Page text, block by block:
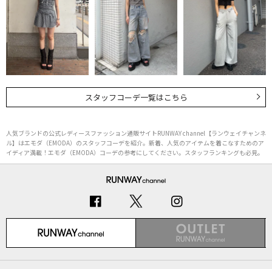
スタッフコーデ一覧はこちら
人気ブランドの公式レディースファッション通販サイトRUNWAY channel【ランウェイチャンネ
ル】はエモダ（EMODA）のスタッフコーデを紹介。新着、人気のアイテムを着こなすためのア
イディア満載！エモダ（EMODA）コーデの参考にしてください。スタッフランキングも必見。